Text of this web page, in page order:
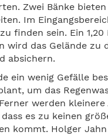
Zwei Bänke bieten
Im
finden sein. Ein
wird das Gelände zu
absichern.
ein wenig Gefälle
um das
werden kleinere
es zu keinen
kommt. Holger